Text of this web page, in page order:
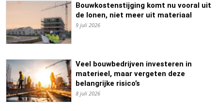
Bouwkostenstijging komt nu vooral uit
de lonen, niet meer uit materiaal
9 juli 2026
Veel bouwbedrijven investeren in
materieel, maar vergeten deze
belangrijke risico’s
8 juli 2026